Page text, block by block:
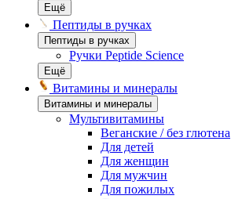
Ещё
Пептиды в ручках
Пептиды в ручках
Ручки Peptide Science
Ещё
Витамины и минералы
Витамины и минералы
Мультивитамины
Веганские / без глютена
Для детей
Для женщин
Для мужчин
Для пожилых